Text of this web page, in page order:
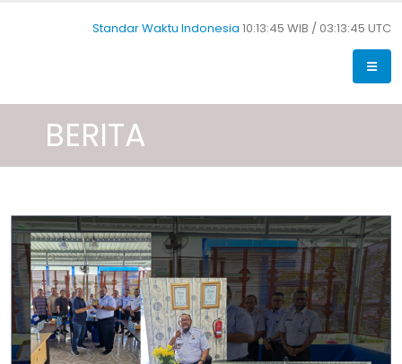
Standar Waktu Indonesia 10:13:45 WIB / 03:13:45 UTC
BERITA